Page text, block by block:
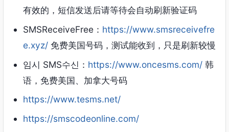
有效的，短信发送后请等待会自动刷新验证码
SMSReceiveFree： https://www.smsreceivefre
e.xyz/ 免费美国号码，测试能收到，只是刷新较慢
임시 SMS수신： https://www.oncesms.com/ 韩
语，免费美国、加拿大号码
https://www.tesms.net/
https://smscodeonline.com/